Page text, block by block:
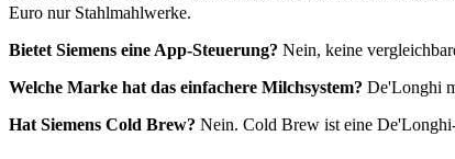
Euro nur Stahlmahlwerke.
Bietet Siemens eine App-Steuerung? Nein, keine
Welche Marke hat das einfachere Milchsystem? De'Longhi
Hat Siemens Cold Brew? Nein. Cold Brew ist eine